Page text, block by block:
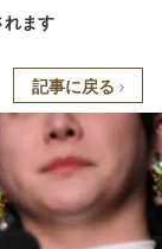
れます
記事に戻る